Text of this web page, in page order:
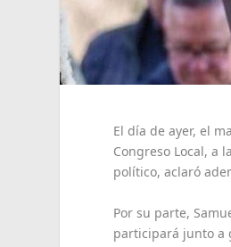
El día de ayer, el
Congreso Local, a
político, aclaró
Por su parte,
participará junto a